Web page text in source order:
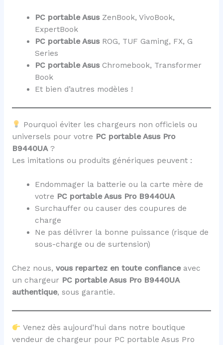
PC portable Asus ZenBook, VivoBook,
ExpertBook
PC portable Asus ROG, TUF Gaming, FX, G
Series
PC portable Asus Chromebook, Transformer
Book
Et bien d’autres modèles !
Pourquoi éviter les chargeurs non officiels ou
universels pour votre PC portable Asus Pro
B9440UA?
Les imitations ou produits génériques peuvent :
Endommager la batterie ou la carte mère de
votre PC portable Asus Pro B9440UA
Surchauffer ou causer des coupures de
charge
Ne pas délivrer la bonne puissance (risque de
sous-charge ou de surtension)
Chez nous, vous repartez en toute confianceavec
un chargeur PC portable Asus Pro B9440UA
authentique, sous garantie.
Venez dès aujourd’hui dans notre boutique
vendeur de chargeur pour PC portable Asus Pro